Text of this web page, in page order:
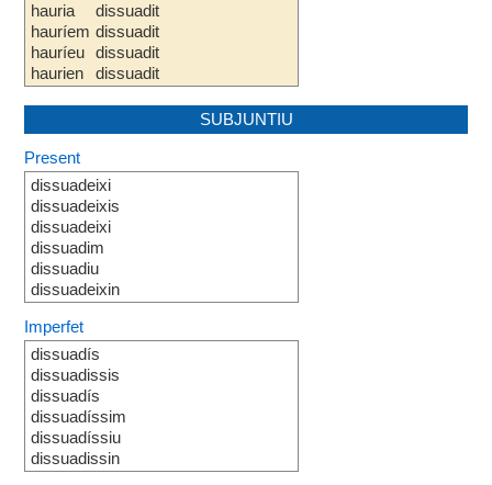
hauria
hauríem
hauríeu
haurien
dissuadit
dissuadit
dissuadit
dissuadit
SUBJUNTIU
Present
dissuadeixi
dissuadeixis
dissuadeixi
dissuadim
dissuadiu
dissuadeixin
Imperfet
dissuadís
dissuadissis
dissuadís
dissuadíssim
dissuadíssiu
dissuadissin